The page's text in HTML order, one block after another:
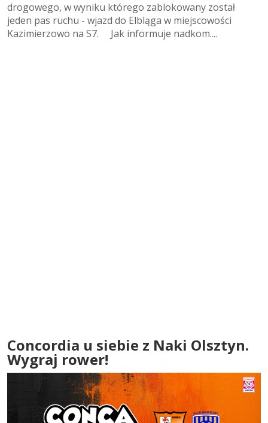
drogowego, w wyniku którego zablokowany został
jeden pas ruchu - wjazd do Elbląga w miejscowości
Kazimierzowo na S7. Jak informuje nadkom....
Concordia u siebie z Naki Olsztyn.
Wygraj rower!